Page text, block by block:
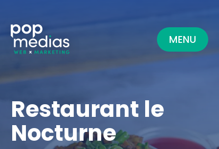
MENU
Restaurant le
Nocturne